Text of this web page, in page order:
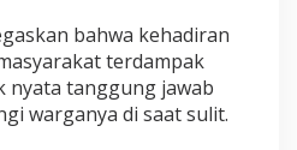
bahwa kehadiran
terdampak
nyata tanggung jawab
warganya di saat sulit.